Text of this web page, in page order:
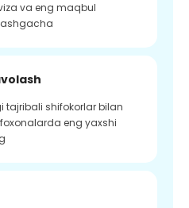
va eng maqbul
tajribali shifokorlar bilan
eng yaxshi